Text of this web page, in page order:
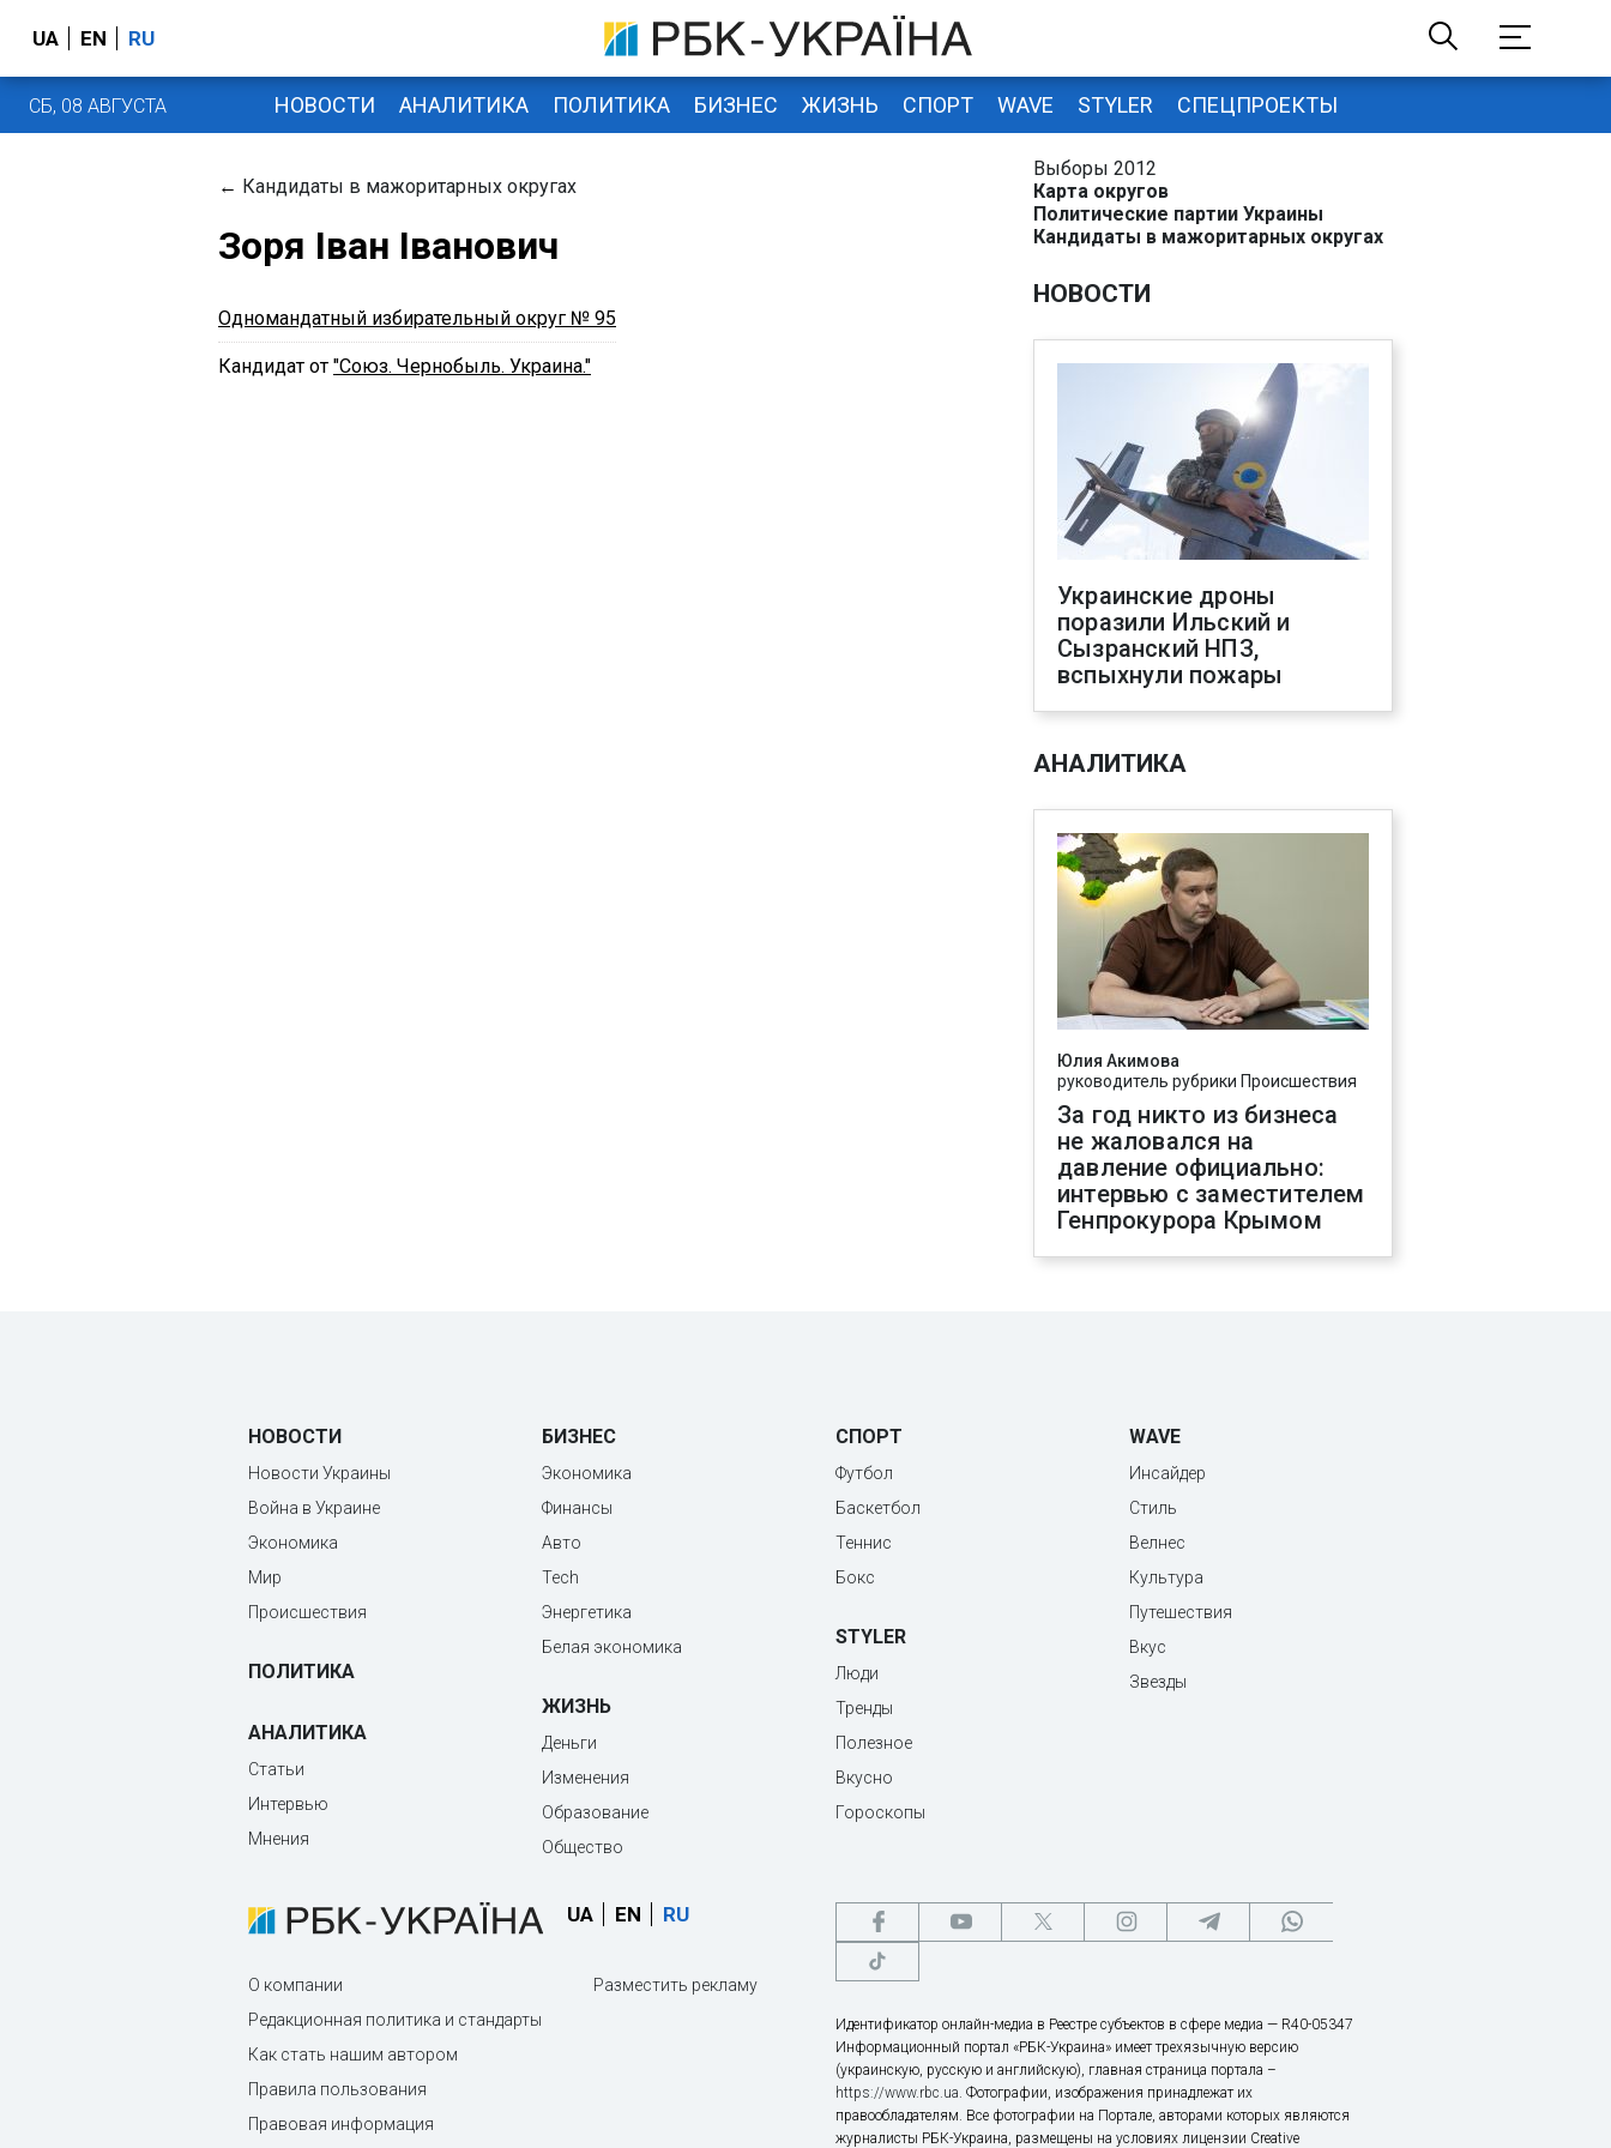
UA EN RU
СБ, 08 АВГУСТА НОВОСТИ АНАЛИТИКА ПОЛИТИКА БИЗНЕС ЖИЗНЬ СПОРТ WAVE STYLER СПЕЦПРОЕКТЫ
← Кандидаты в мажоритарных округах
Зоря Іван Іванович
Одномандатный избирательный округ № 95
Кандидат от "Союз. Чернобыль. Украина."
Выборы 2012
Карта округов
Политические партии Украины
Кандидаты в мажоритарных округах
НОВОСТИ
Украинские дроны
поразили Ильский и
Сызранский НПЗ,
вспыхнули пожары
АНАЛИТИКА
Юлия Акимова
руководитель рубрики Происшествия
За год никто из бизнеса
не жаловался на
давление официально:
интервью с заместителем
Генпрокурора Крымом
НОВОСТИ
Новости Украины
Война в Украине
Экономика
Мир
Происшествия
ПОЛИТИКА
АНАЛИТИКА
Статьи
Интервью
Мнения
БИЗНЕС
Экономика
Финансы
Авто
Tech
Энергетика
Белая экономика
ЖИЗНЬ
Деньги
Изменения
Образование
Общество
СПОРТ
Футбол
Баскетбол
Теннис
Бокс
STYLER
Люди
Тренды
Полезное
Вкусно
Гороскопы
WAVE
Инсайдер
Стиль
Велнес
Культура
Путешествия
Вкус
Звезды
UA EN RU
О компании
Редакционная политика и стандарты
Как стать нашим автором
Правила пользования
Правовая информация
Разместить рекламу
Идентификатор онлайн-медиа в Реестре субъектов в сфере медиа — R40-05347
Информационный портал «РБК-Украина» имеет трехязычную версию
(украинскую, русскую и английскую), главная страница портала –
https://www.rbc.ua. Фотографии, изображения принадлежат их
правообладателям. Все фотографии на Портале, авторами которых являются
журналисты РБК-Украина, размещены на условиях лицензии Creative